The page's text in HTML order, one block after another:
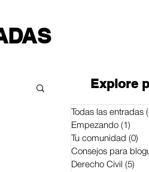
Explore
Todas las entradas
Empezando (1)
Tu comunidad (0)
Consejos para
Derecho Civil (5)